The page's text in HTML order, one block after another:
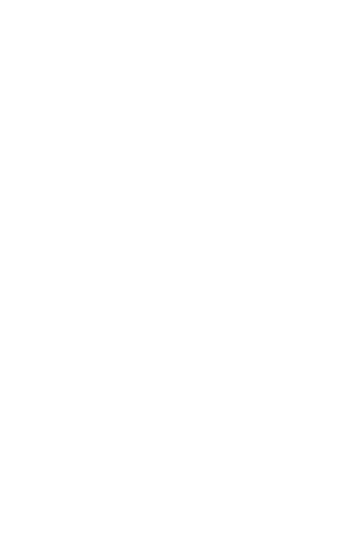
presa del carico, trasporto nelle varie